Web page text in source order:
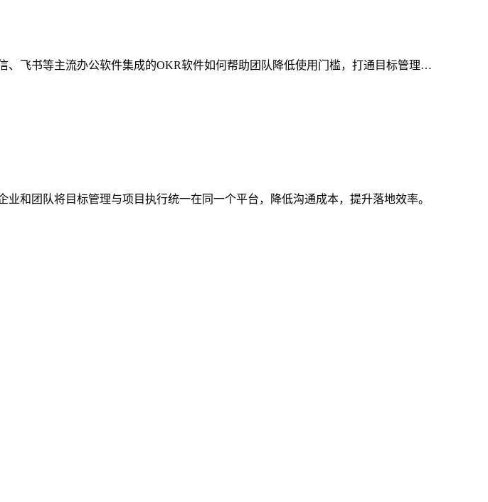
飞书等主流办公软件集成的OKR软件如何帮助团队降低使用门槛，打通目标管理…
和团队将目标管理与项目执行统一在同一个平台，降低沟通成本，提升落地效率。